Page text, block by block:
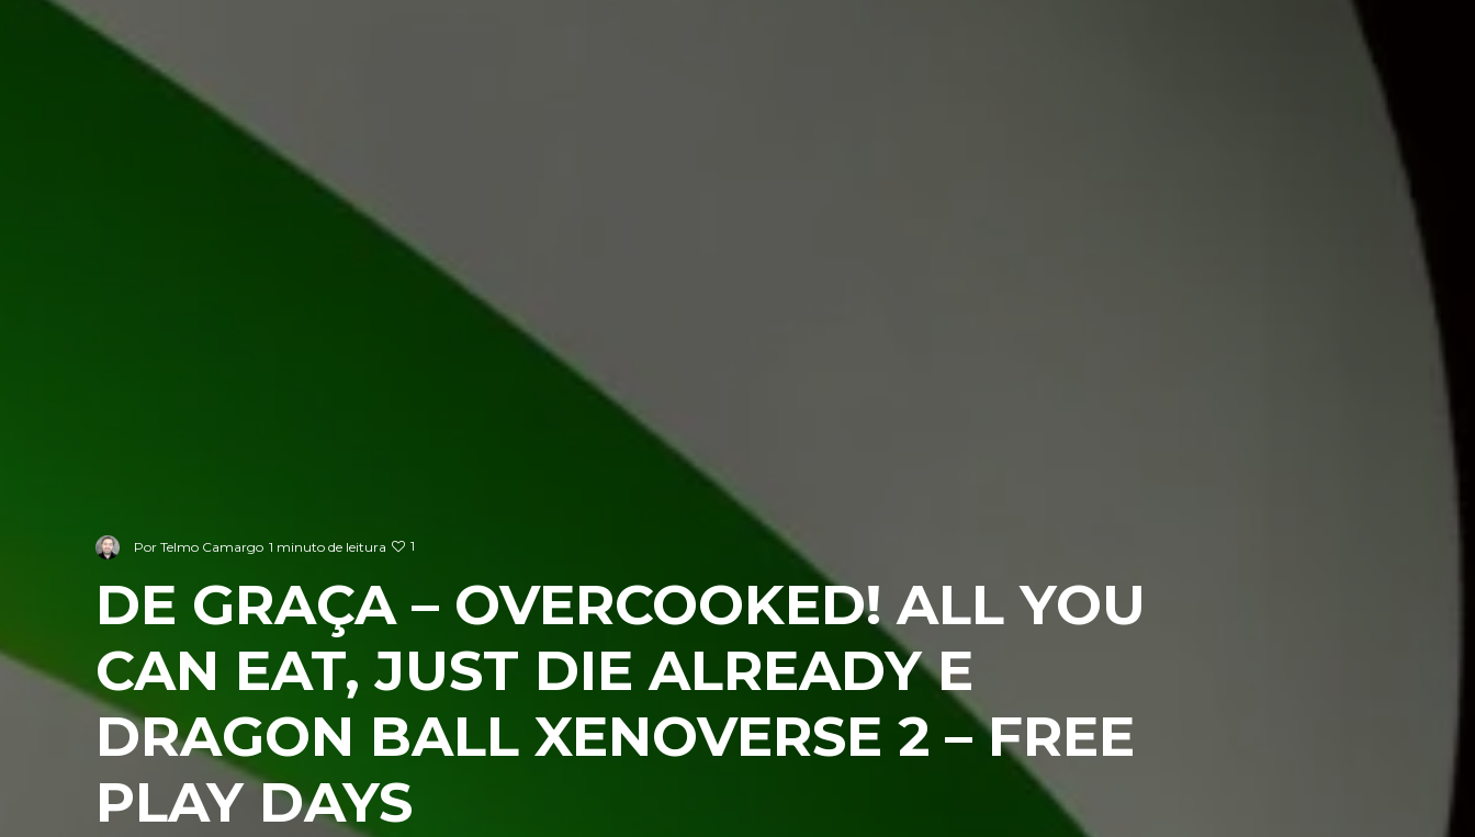
Por Telmo Camargo 1 minuto de leitura 1
DE GRAÇA – OVERCOOKED! ALL YOU
CAN EAT, JUST DIE ALREADY E
DRAGON BALL XENOVERSE 2 – FREE
PLAY DAYS